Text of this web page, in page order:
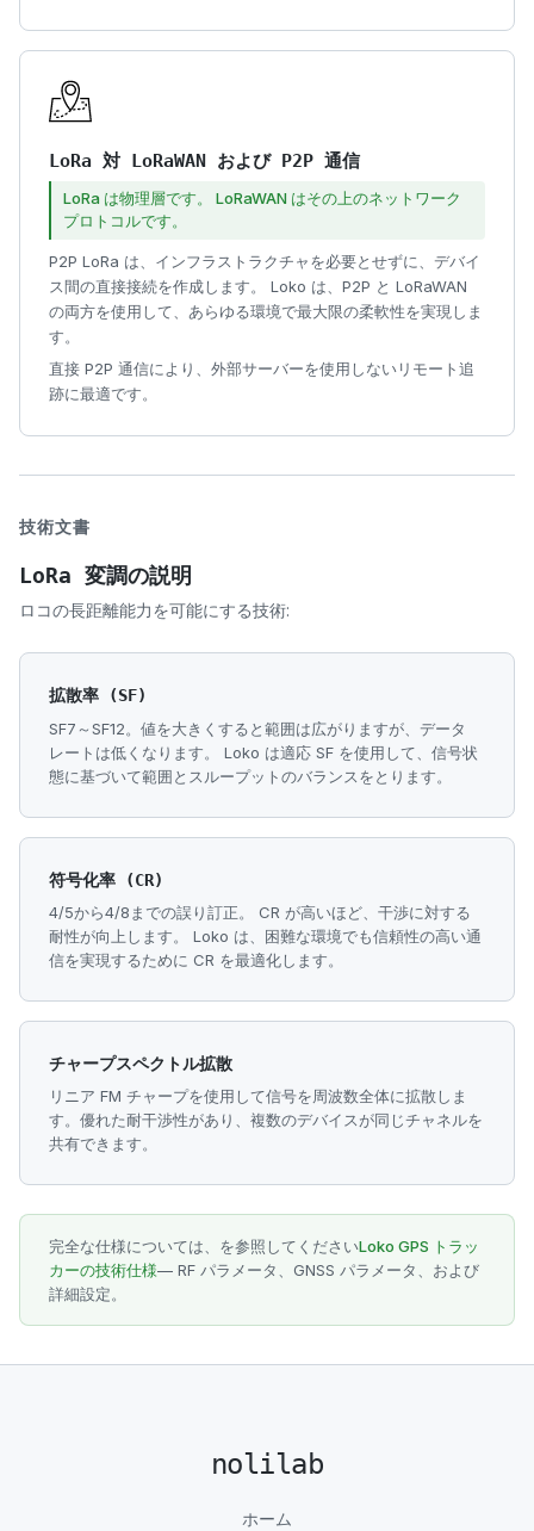
LoRa 対 LoRaWAN および P2P 通信
LoRa は物理層です。 LoRaWAN はその上のネットワーク
プロトコルです。
P2P LoRa は、インフラストラクチャを必要とせずに、デバイ
ス間の直接接続を作成します。 Loko は、P2P と LoRaWAN
の両方を使用して、あらゆる環境で最大限の柔軟性を実現しま
す。
直接 P2P 通信により、外部サーバーを使用しないリモート追
跡に最適です。
技術文書
LoRa 変調の説明
ロコの長距離能力を可能にする技術:
拡散率 (SF)
SF7～SF12。値を大きくすると範囲は広がりますが、データ
レートは低くなります。 Loko は適応 SF を使用して、信号状
態に基づいて範囲とスループットのバランスをとります。
符号化率 (CR)
4/5から4/8までの誤り訂正。 CR が高いほど、干渉に対する
耐性が向上します。 Loko は、困難な環境でも信頼性の高い通
信を実現するために CR を最適化します。
チャープスペクトル拡散
リニア FM チャープを使用して信号を周波数全体に拡散しま
す。優れた耐干渉性があり、複数のデバイスが同じチャネルを
共有できます。
完全な仕様については、を参照してくださいLoko GPS トラッ
カーの技術仕様— RF パラメータ、GNSS パラメータ、および
詳細設定。
nolilab
ホーム